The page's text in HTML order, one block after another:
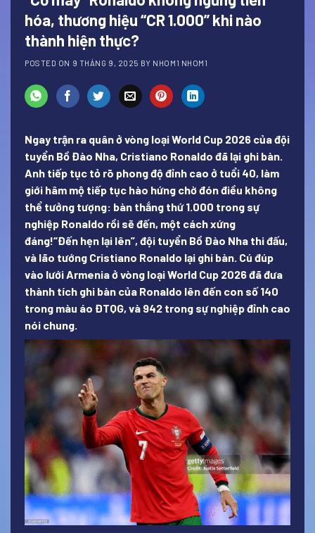
hóa, thương hiệu “CR 1.000” khi nào
thành hiện thực?
POSTED ON 9 THÁNG 9, 2025 BY NHOM1 NHOM1
Ngay trận ra quân ở vòng loại World Cup 2026 của đội
tuyển Bồ Đào Nha, Cristiano Ronaldo đã lại ghi bàn.
Anh tiếp tục tỏ rõ phong độ đỉnh cao ở tuổi 40, làm
giới hâm mộ tiếp tục hào hứng chờ đón điều không
thể tưởng tượng: bàn thắng thứ 1.000 trong sự
nghiệp Ronaldo rồi sẽ đến, một cách xứng
đáng!“Đến hẹn lại lên”, đội tuyển Bồ Đào Nha thi đấu,
và lão tướng Cristiano Ronaldo lại ghi bàn. Cú đúp
vào lưới Armenia ở vòng loại World Cup 2026 đã đưa
thành tích ghi bàn của Ronaldo lên đến con số 140
trong màu áo ĐTQG, và 942 trong sự nghiệp đỉnh cao
nói chung.